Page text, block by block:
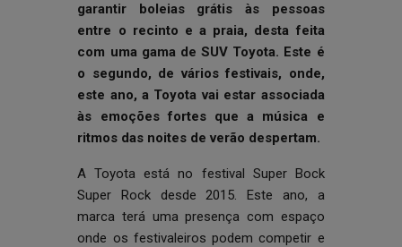
garantir boleias grátis às pessoas
entre o recinto e a praia, desta feita
com uma gama de SUV Toyota. Este é
o segundo, de vários festivais, onde,
este ano, a Toyota vai estar associada
às emoções fortes que a música e
ritmos das noites de verão despertam.
A Toyota está no festival Super Bock
Super Rock desde 2015. Este ano, a
marca terá uma presença com espaço
onde os festivaleiros podem competir e